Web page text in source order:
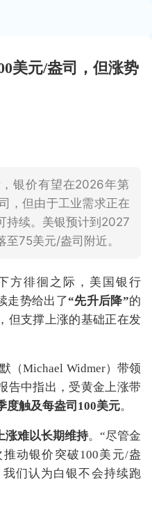
美元/盎司，但涨势
银价有望在2026年第
，但由于工业需求正在
持续。美银预计到2027
75美元/盎司附近。
方徘徊之际，美国银行
走势给出了“先升后降”的
但支撑上涨的基础正在发
（Michael Widmer）带领
告中指出，受黄金上涨带
度触及每盎司100美元。
涨难以长期维持。“尽管金
动银价突破100美元/盎
们认为白银不会持续跑